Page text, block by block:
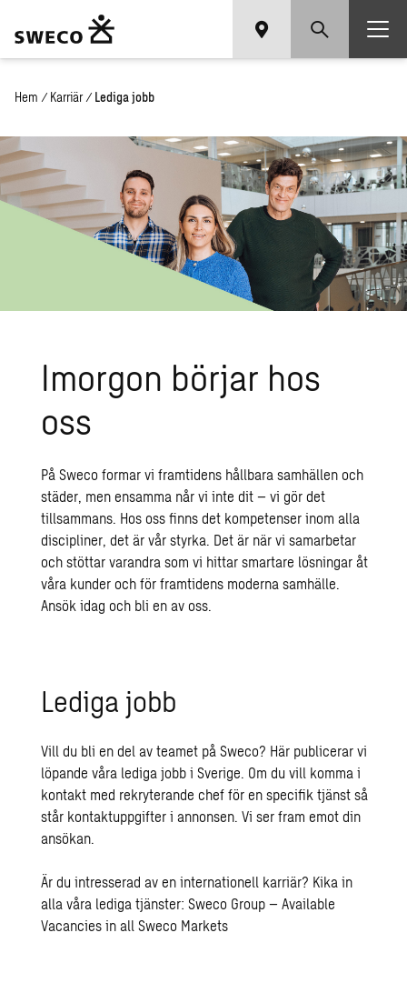
Hem / Karriär / Lediga jobb
Imor­gon bör­jar hos
oss
På Sweco formar vi framtidens hållbara samhällen och
städer, men ensamma når vi inte dit – vi gör det
tillsammans. Hos oss finns det kompetenser inom alla
discipliner, det är vår styrka. Det är när vi samarbetar
och stöttar varandra som vi hittar smartare lösningar åt
våra kunder och för framtidens moderna samhälle.
Ansök idag och bli en av oss.
Lediga jobb
Vill du bli en del av teamet på Sweco? Här publicerar vi
löpande våra lediga jobb i Sverige. Om du vill komma i
kontakt med rekryterande chef för en specifik tjänst så
står kontaktuppgifter i annonsen. Vi ser fram emot din
ansökan.
Är du intresserad av en internationell karriär? Kika in
alla våra lediga tjänster:Sweco Group – Available
Vacancies in all Sweco Markets